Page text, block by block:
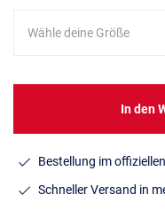
Wähle deine Größe
In den
Bestellung im
Schneller Versand in